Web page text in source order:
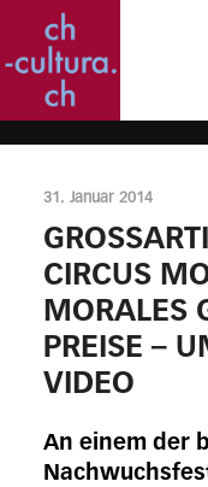
31. Januar 2014
CIRCUS
MORALES
PREISE –
VIDEO
An einem der